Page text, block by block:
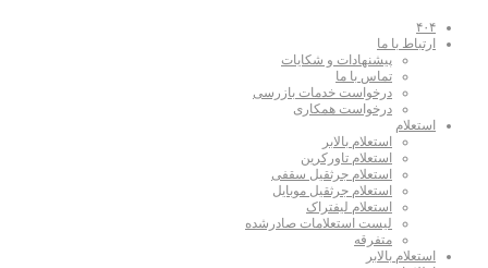
۴۰۴
ارتباط با ما
پیشنهادات و شکایات
تماس با ما
درخواست خدمات بازرسی
درخواست همکاری
استعلام
استعلام بالابر
استعلام تاورکرین
استعلام جرثقیل سقفی
استعلام جرثقیل موبایل
استعلام لیفتراک
لیست استعلامات صادرشده
متفرقه
استعلام بالابر